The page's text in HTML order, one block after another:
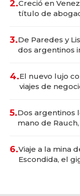
2.Creció en
título de
3.De Paredes y
dos argentinos
4.El nuevo lujo
viajes de
5.Dos argentinos
mano de
6.Viaje a la mina
Escondida, el